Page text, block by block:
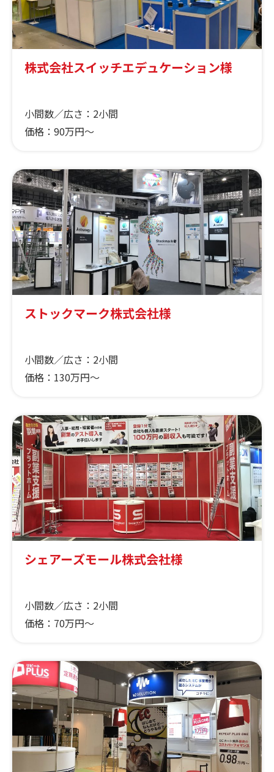
株式会社スイッチエデュケーション様
小間数／広さ： 2小間
価格： 90万円～
ストックマーク株式会社様
小間数／広さ： 2小間
価格： 130万円～
シェアーズモール株式会社様
小間数／広さ： 2小間
価格： 70万円〜